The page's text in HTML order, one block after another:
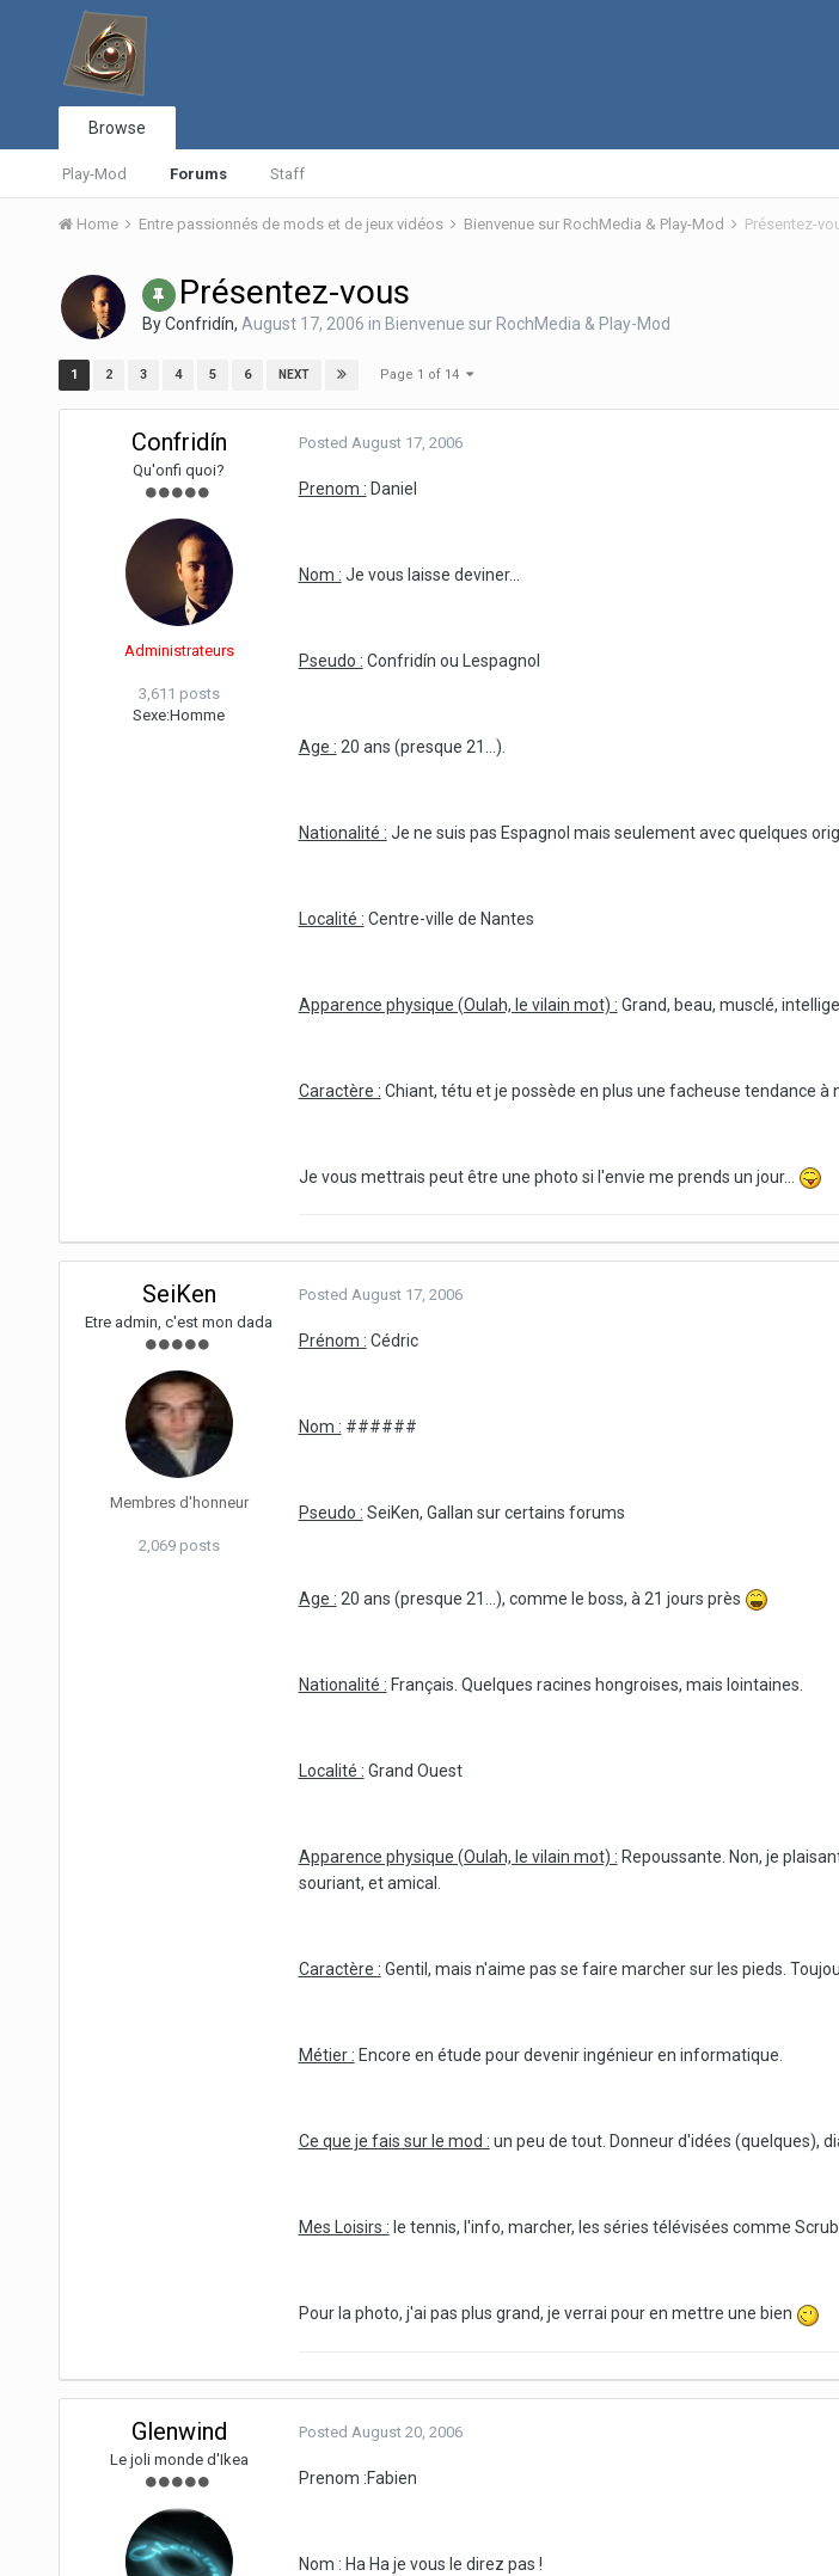
Browse
Play-Mod Forums Staff
Home Entre passionnés de mods et de jeux vidéos Bienvenue sur RochMedia & Play-Mod Présentez-
Présentez-vous
ByConfridín, August 17, 2006 in Bienvenue sur RochMedia & Play-Mod
1 2 3 4 5 6 NEXT Page 1 of 14
Confridín
Qu'onfi quoi?
Administrateurs
3,611 posts
Sexe:Homme
Posted August 17, 2006
Prenom : Daniel
Nom : Je vous laisse deviner...
Pseudo : Confridín ou Lespagnol
Age : 20 ans (presque 21...).
Nationalité : Je ne suis pas Espagnol mais seulement avec quelques
Localité : Centre-ville de Nantes
Apparence physique (Oulah, le vilain mot) : Grand, beau, musclé,
Caractère : Chiant, tétu et je possède en plus une facheuse tendance à
Je vous mettrais peut être une photo si l'envie me prends un jour...
SeiKen
Etre admin, c'est mon dada
Membres d'honneur
2,069 posts
Posted August 17, 2006
Prénom : Cédric
Nom : ######
Pseudo : SeiKen, Gallan sur certains forums
Age : 20 ans (presque 21...), comme le boss, à 21 jours près
Nationalité : Français. Quelques racines hongroises, mais lointaines.
Localité : Grand Ouest
Apparence physique (Oulah, le vilain mot) : Repoussante. Non, je
souriant, et amical.
Caractère : Gentil, mais n'aime pas se faire marcher sur les pieds.
Métier : Encore en étude pour devenir ingénieur en informatique.
Ce que je fais sur le mod : un peu de tout. Donneur d'idées (quelques),
Mes Loisirs : le tennis, l'info, marcher, les séries télévisées comme
Pour la photo, j'ai pas plus grand, je verrai pour en mettre une bien
Glenwind
Le joli monde d'Ikea
Posted August 20, 2006
Prenom :Fabien
Nom : Ha Ha je vous le direz pas !